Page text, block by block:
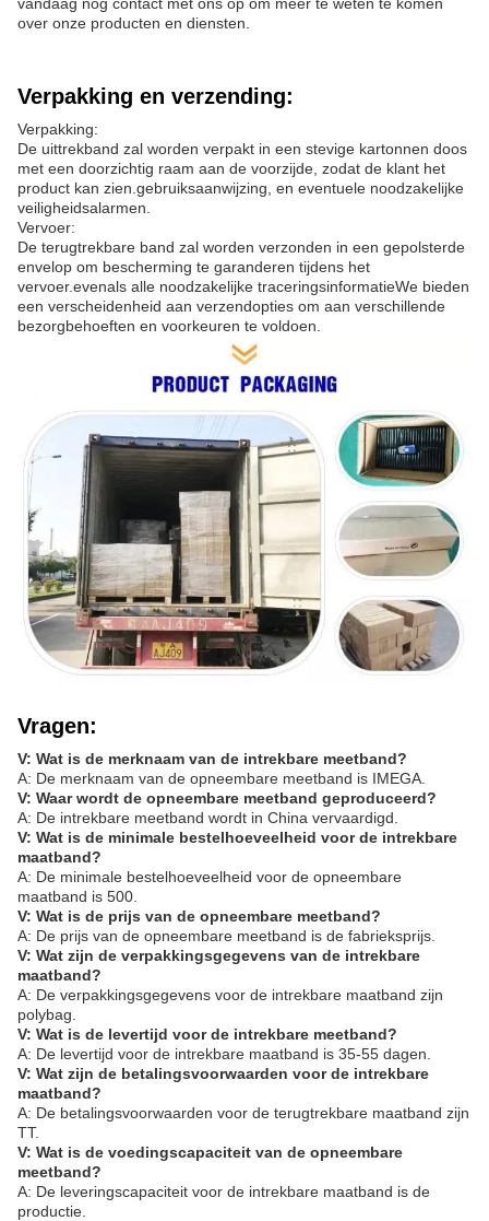
over onze producten en diensten.
Verpakking en verzending:
Verpakking:
De uittrekband zal worden verpakt in een stevige kartonnen doos
met een doorzichtig raam aan de voorzijde, zodat de klant het
product kan zien.gebruiksaanwijzing, en eventuele noodzakelijke
veiligheidsalarmen.
Vervoer:
De terugtrekbare band zal worden verzonden in een gepolsterde
envelop om bescherming te garanderen tijdens het
vervoer.evenals alle noodzakelijke traceringsinformatieWe bieden
een verscheidenheid aan verzendopties om aan verschillende
bezorgbehoeften en voorkeuren te voldoen.
Vragen:
V: Wat is de merknaam van de intrekbare meetband?
A: De merknaam van de opneembare meetband is IMEGA.
V: Waar wordt de opneembare meetband geproduceerd?
A: De intrekbare meetband wordt in China vervaardigd.
V: Wat is de minimale bestelhoeveelheid voor de intrekbare
maatband?
A: De minimale bestelhoeveelheid voor de opneembare
maatband is 500.
V: Wat is de prijs van de opneembare meetband?
A: De prijs van de opneembare meetband is de fabrieksprijs.
V: Wat zijn de verpakkingsgegevens van de intrekbare
maatband?
A: De verpakkingsgegevens voor de intrekbare maatband zijn
polybag.
V: Wat is de levertijd voor de intrekbare meetband?
A: De levertijd voor de intrekbare maatband is 35-55 dagen.
V: Wat zijn de betalingsvoorwaarden voor de intrekbare
maatband?
A: De betalingsvoorwaarden voor de terugtrekbare maatband zijn
TT.
V: Wat is de voedingscapaciteit van de opneembare
meetband?
A: De leveringscapaciteit voor de intrekbare maatband is de
productie.